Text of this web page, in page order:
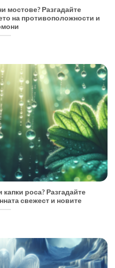
мостове? Разгадайте
на противоположности и
роса? Разгадайте
свежест и новите